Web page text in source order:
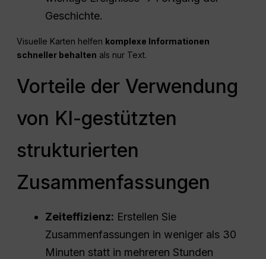
Geschichte.
Visuelle Karten helfen komplexe Informationen
schneller behalten als nur Text.
Vorteile der Verwendung
von KI-gestützten
strukturierten
Zusammenfassungen
Zeiteffizienz: Erstellen Sie
Zusammenfassungen in weniger als 30
Minuten statt in mehreren Stunden